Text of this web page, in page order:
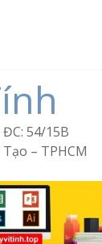
cấp tốc
cấp tốc
54/15B
– TPHCM